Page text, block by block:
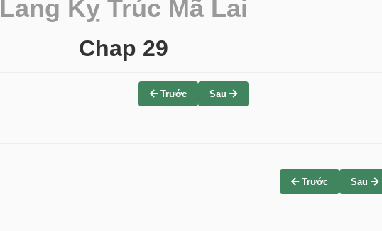
Lang Kỵ Trúc Mã Lai
Chap 29
Trước Sau
Trước Sau